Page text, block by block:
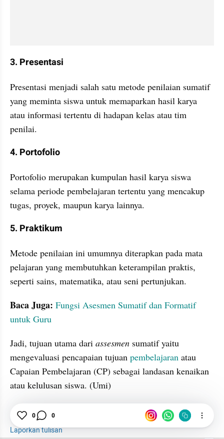
3. Presentasi
Presentasi menjadi salah satu metode penilaian sumatif
yang meminta siswa untuk memaparkan hasil karya
atau informasi tertentu di hadapan kelas atau tim
penilai.
4. Portofolio
Portofolio merupakan kumpulan hasil karya siswa
selama periode pembelajaran tertentu yang mencakup
tugas, proyek, maupun karya lainnya.
5. Praktikum
Metode penilaian ini umumnya diterapkan pada mata
pelajaran yang membutuhkan keterampilan praktis,
seperti sains, matematika, atau seni pertunjukan.
Baca Juga: Fungsi Asesmen Sumatif dan Formatif
untuk Guru
Jadi, tujuan utama dari assesmen sumatif yaitu
mengevaluasi pencapaian tujuan pembelajaran atau
Capaian Pembelajaran (CP) sebagai landasan kenaikan
atau kelulusan siswa. (Umi)
Pembelajaran
Laporkan tulisan
0 0